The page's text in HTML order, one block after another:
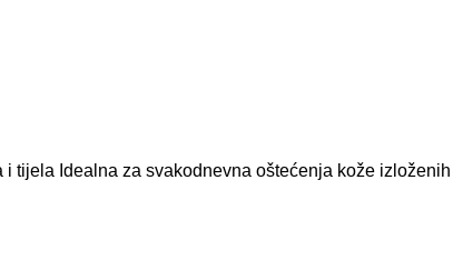
tijela Idealna za svakodnevna oštećenja kože